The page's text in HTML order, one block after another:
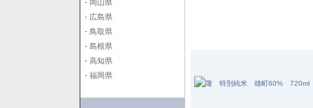
- 岡山県
- 広島県
- 鳥取県
- 島根県
- 高知県
- 福岡県